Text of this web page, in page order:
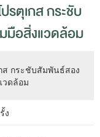
ตุเกส กระชับ
มือสิ่งแวดล้อม
ง